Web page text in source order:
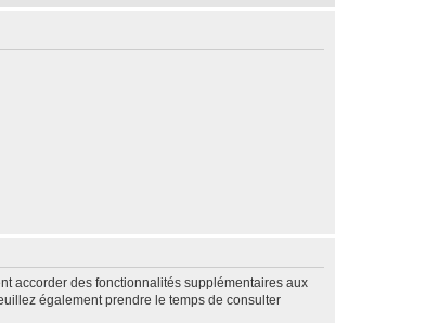
accorder des fonctionnalités supplémentaires aux
également prendre le temps de consulter